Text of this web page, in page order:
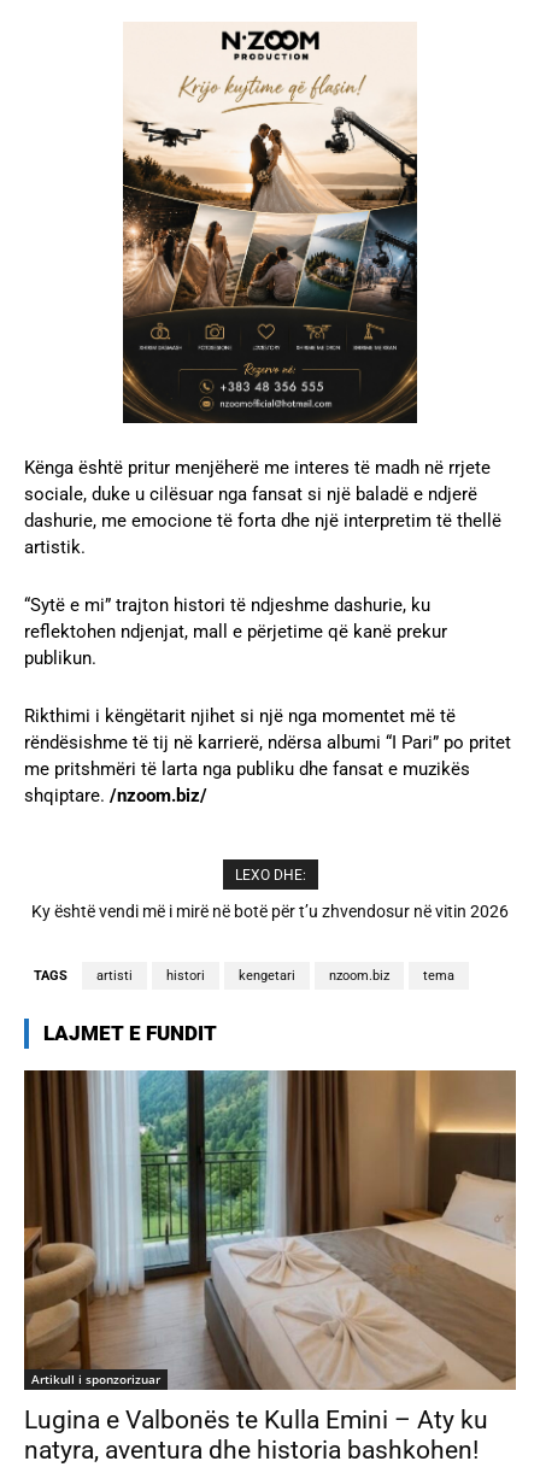
Kënga është pritur menjëherë me interes të madh në rrjete
sociale, duke u cilësuar nga fansat si një baladë e ndjerë
dashurie, me emocione të forta dhe një interpretim të thellë
artistik.
“Sytë e mi” trajton histori të ndjeshme dashurie, ku
reflektohen ndjenjat, mall e përjetime që kanë prekur
publikun.
Rikthimi i këngëtarit njihet si një nga momentet më të
rëndësishme të tij në karrierë, ndërsa albumi “I Pari” po pritet
me pritshmëri të larta nga publiku dhe fansat e muzikës
shqiptare. /nzoom.biz/
LEXO DHE:
A është prishur miqësia mes Selin dhe Kristit? Veprimi i fundit i ish-
TAGS artisti histori kengetari nzoom.biz tema
LAJMET E FUNDIT
Artikull i sponzorizuar
Lugina e Valbonës te Kulla Emini – Aty ku
natyra, aventura dhe historia bashkohen!